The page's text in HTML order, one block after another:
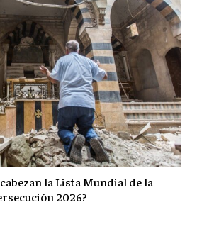
la Lista Mundial de la
2026?